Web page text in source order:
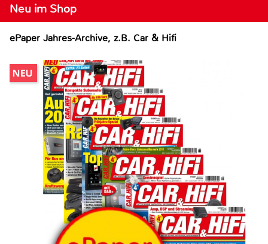
Neu im Shop
ePaper Jahres-Archive, z.B. Car & Hifi